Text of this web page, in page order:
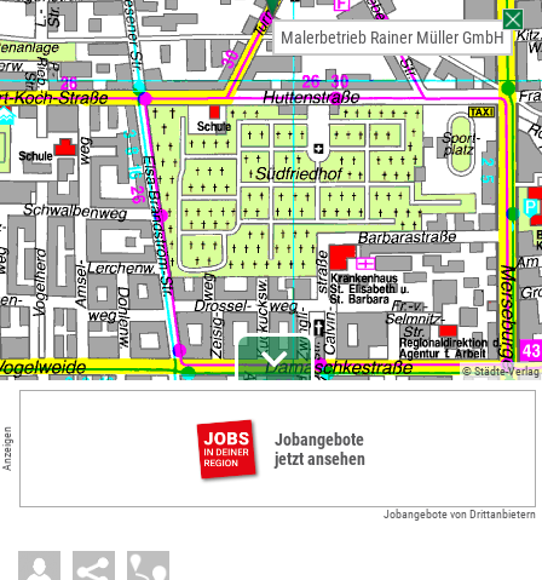
© Städte-Verlag
Malerbetrieb Rainer Müller GmbH
Anzeigen
Jobangebote
jetzt ansehen
Jobangebote von Drittanbietern